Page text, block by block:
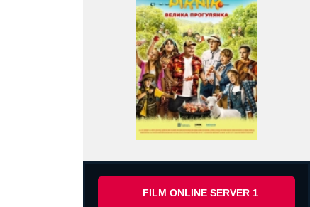
FILM ONLINE SERVER 1